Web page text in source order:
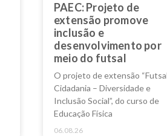
PAEC: Projeto de
extensão promove
inclusão e
desenvolvimento por
meio do futsal
O projeto de extensão
Cidadania – Diversidade e
Inclusão Social”, do curso de
Educação Física
06.08.26